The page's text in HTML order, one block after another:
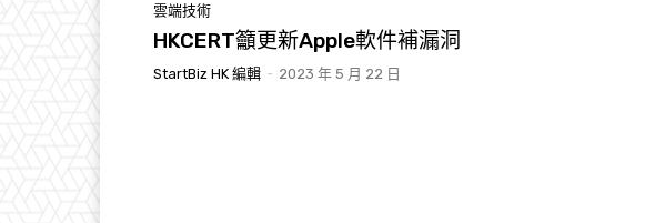
雲端技術
HKCERT籲更新Apple軟件補漏洞
StartBiz HK 編輯 - 2023 年 5 月 22 日